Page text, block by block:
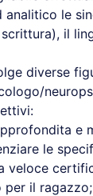
analitico le
il
diverse
e
le
veloce
per il ragazzo;